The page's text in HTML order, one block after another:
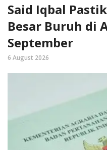
Said Iqbal
Besar Buruh di
September
6 August 2026